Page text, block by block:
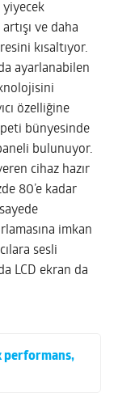
yiyecek
ve daha
kısaltıyor.
ayarlanabilen
özelliğine
bünyesinde
bulunuyor.
cihaz hazır
80’e kadar
imkan
sesli
LCD ekran da
performans,